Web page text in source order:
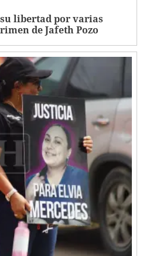
libertad por varias
de Jafeth Pozo